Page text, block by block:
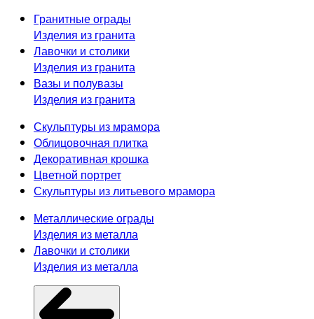
Гранитные ограды
Изделия из гранита
Лавочки и столики
Изделия из гранита
Вазы и полувазы
Изделия из гранита
Скульптуры из мрамора
Облицовочная плитка
Декоративная крошка
Цветной портрет
Скульптуры из литьевого мрамора
Металлические ограды
Изделия из металла
Лавочки и столики
Изделия из металла